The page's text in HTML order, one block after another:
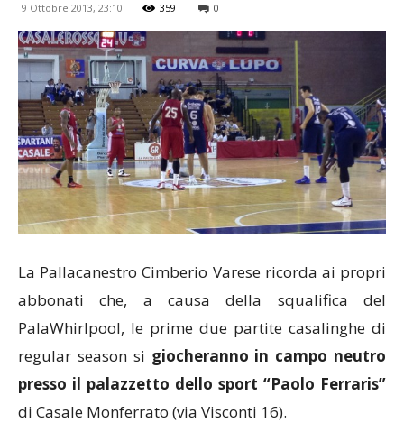
9 Ottobre 2013, 23:10 359 0
La Pallacanestro Cimberio Varese ricorda ai propri
abbonati che, a causa della squalifica del
PalaWhirlpool, le prime due partite casalinghe di
regular season si giocheranno in campo neutro
presso il palazzetto dello sport “Paolo Ferraris”
di Casale Monferrato (via Visconti 16).